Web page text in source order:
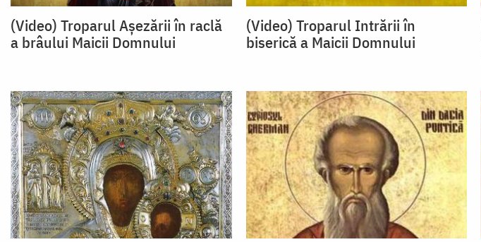
(Video) Troparul Așezării în raclă
a brâului Maicii Domnului
(Video) Troparul Intrării în
biserică a Maicii Domnului